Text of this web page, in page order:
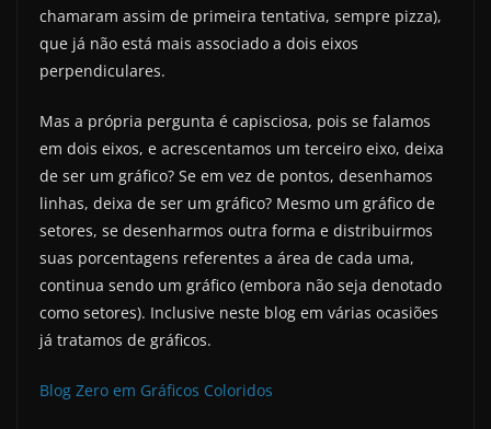
chamaram assim de primeira tentativa, sempre pizza),
que já não está mais associado a dois eixos
perpendiculares.
Mas a própria pergunta é capisciosa, pois se falamos
em dois eixos, e acrescentamos um terceiro eixo, deixa
de ser um gráfico? Se em vez de pontos, desenhamos
linhas, deixa de ser um gráfico? Mesmo um gráfico de
setores, se desenharmos outra forma e distribuirmos
suas porcentagens referentes a área de cada uma,
continua sendo um gráfico (embora não seja denotado
como setores). Inclusive neste blog em várias ocasiões
já tratamos de gráficos.
Blog Zero em Gráficos Coloridos